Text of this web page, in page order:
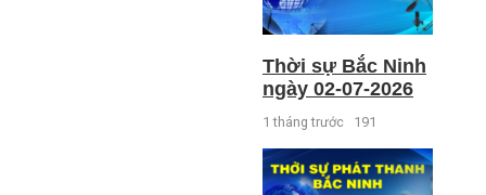
Thời sự Bắc Ninh
ngày 02-07-2026
1 tháng trước 191